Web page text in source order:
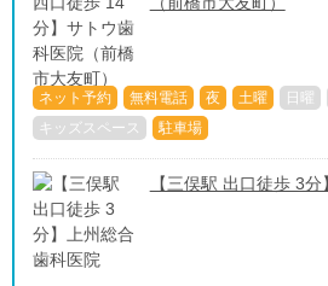
ネット予約 無料電話 夜 土曜 日曜
キッズスペース
駐車場
【三俣駅 出口徒歩 3